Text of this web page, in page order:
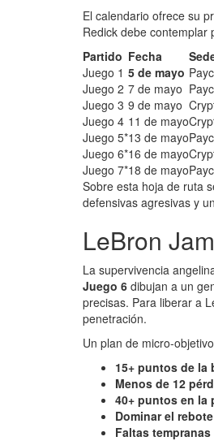
El calendario ofrece su
Redick debe contemplar
Partido Fecha
Juego 1 5 de mayo
Juego 2 7 de mayo
Juego 3 9 de mayo
Juego 4 11 de mayo
Juego 5*13 de mayo
Juego 6*16 de mayo
Juego 7*18 de mayo
Sobre esta hoja de ruta
defensivas agresivas y
LeBron
La supervivencia
Juego 6 dibujan a un
precisas. Para liberar a
penetración.
Un plan de micro-
15+ puntos de la
Menos de 12
40+ puntos en la
Dominar el rebote
Faltas tempranas